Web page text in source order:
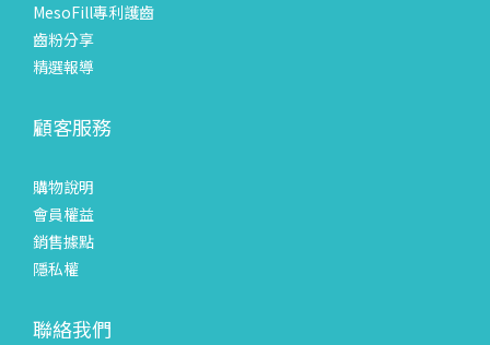
MesoFill專利護齒
齒粉分享
精選報導
顧客服務
購物說明
會員權益
銷售據點
隱私權
聯絡我們